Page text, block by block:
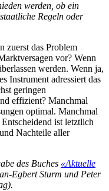
werden, ob ein
Regeln oder
zuerst das Problem
vor? Wenn
werden. Wenn ja,
Instrument adressiert das
geringen
effizient? Manchmal
optimal. Manchmal
ist letztlich
Nachteile aller
des Buches «Aktuelle
Egbert Sturm und Peter